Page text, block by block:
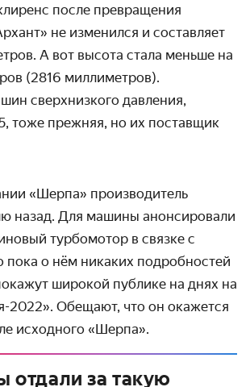
после превращения
не изменился и составляет
А вот высота стала меньше на
(2816 миллиметров).
сверхнизкого давления,
тоже прежняя, но их поставщик
«Шерпа» производитель
назад. Для машины анонсировали
турбомотор в связке с
пока о нём никаких подробностей
широкой публике на днях на
2022». Обещают, что он окажется
исходного «Шерпа».
отдали за такую